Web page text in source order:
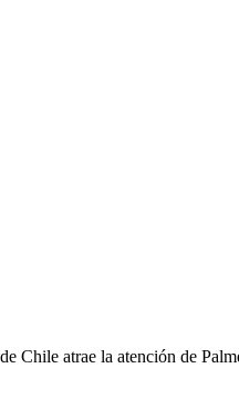
Chile atrae la atención de